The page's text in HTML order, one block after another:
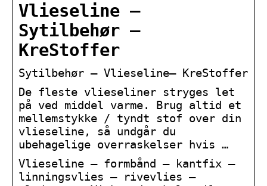
Vlieseline –
Sytilbehør –
KreStoffer
Sytilbehør – Vlieseline– KreStoffer
De fleste vlieseliner stryges let
på ved middel varme. Brug altid et
mellemstykke / tyndt stof over din
vlieseline, så undgår du
ubehagelige overraskelser hvis …
Vlieseline – formbånd – kantfix –
linningsvlies – rivevlies –